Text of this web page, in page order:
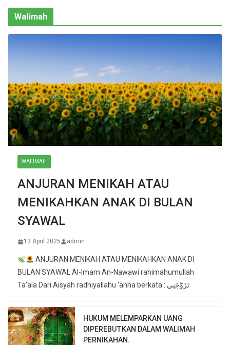
Walimah
WALIMAH
ANJURAN MENIKAH ATAU
MENIKAHKAN ANAK DI BULAN
SYAWAL
13 April 2025 admin
ANJURAN MENIKAH ATAU MENIKAHKAN ANAK DI
BULAN SYAWAL Al-Imam An-Nawawi rahimahumullah
Ta’ala Dari Aisyah radhiyallahu ‘anha berkata : تَزَوَّجَنِي
HUKUM MELEMPARKAN UANG
DIPEREBUTKAN DALAM WALIMAH
PERNIKAHAN.